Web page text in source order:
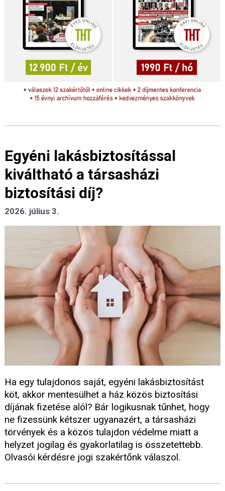
Egyéni lakásbiztosítással
kiváltható a társasházi
biztosítási díj?
2026. július 3.
Ha egy tulajdonos saját, egyéni lakásbiztosítást
köt, akkor mentesülhet a ház közös biztosítási
díjának fizetése alól? Bár logikusnak tűnhet, hogy
ne fizessünk kétszer ugyanazért, a társasházi
törvények és a közös tulajdon védelme miatt a
helyzet jogilag és gyakorlatilag is összetettebb.
Olvasói kérdésre jogi szakértőnk válaszol.